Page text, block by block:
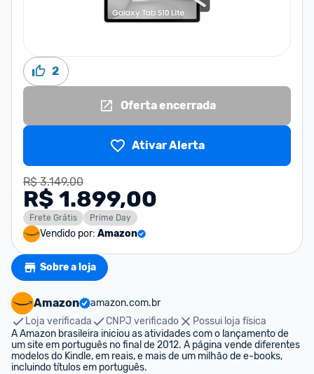
2
Oferta encerrada
Ativar Alerta
R$ 3.149,00
R$ 1.899,00
Frete Grátis Prime Day
Vendido por: Amazon
Sobre a loja
Amazon
amazon.com.br
Loja verificada
CNPJ verificado
Possui loja física
A Amazon brasileira iniciou as atividades com o lançamento de
um site em português no final de 2012. A página vende diferentes
modelos do Kindle, em reais, e mais de um milhão de e-books,
incluindo títulos em português.